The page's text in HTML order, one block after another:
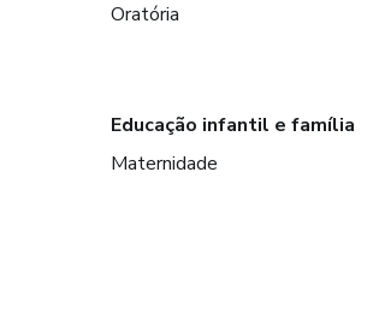
Oratória
Educação infantil e família
Maternidade